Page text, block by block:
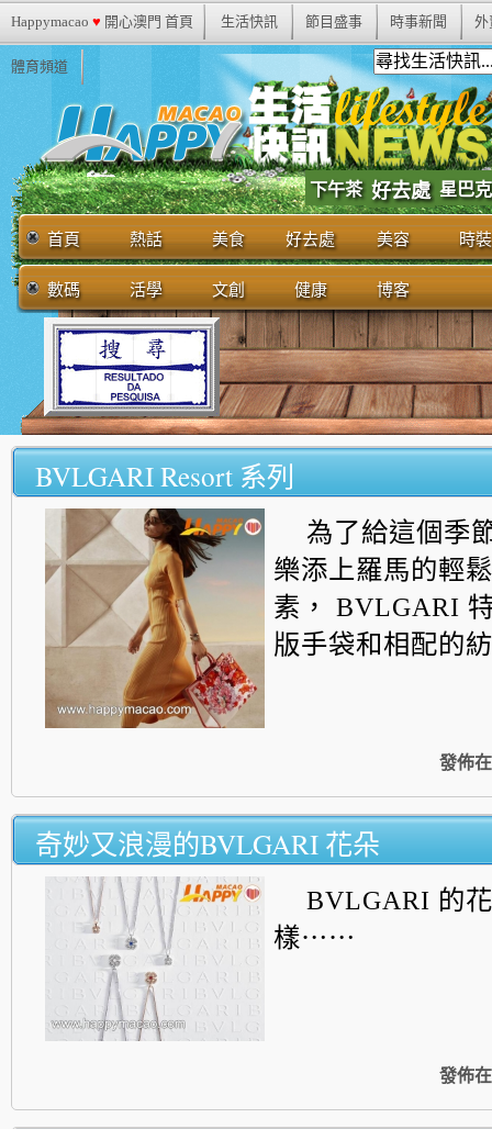
Happymacao ♥ 開心澳門 首頁 生活快訊 節目盛事 時事新聞 外
體育頻道
下午茶 好去處 星巴克
首頁 熱話 美食 好去處 美容 時裝
數碼 活學 文創 健康 博客
BVLGARI Resort 系列
為了給這個季
樂添上羅馬的輕
素， BVLGARI
版手袋和相配的
發佈在
奇妙又浪漫的BVLGARI 花朵
BVLGARI 的
樣⋯⋯
發佈在